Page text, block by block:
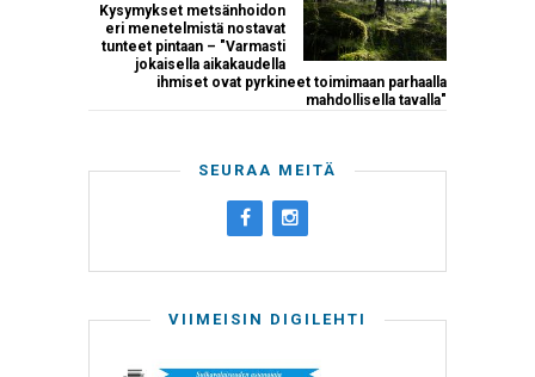
Kysymykset metsänhoidon
eri menetelmistä nostavat
tunteet pintaan – "Varmasti
jokaisella aikakaudella
ihmiset ovat pyrkineet toimimaan parhaalla
mahdollisella tavalla"
SEURAA MEITÄ
VIIMEISIN DIGILEHTI